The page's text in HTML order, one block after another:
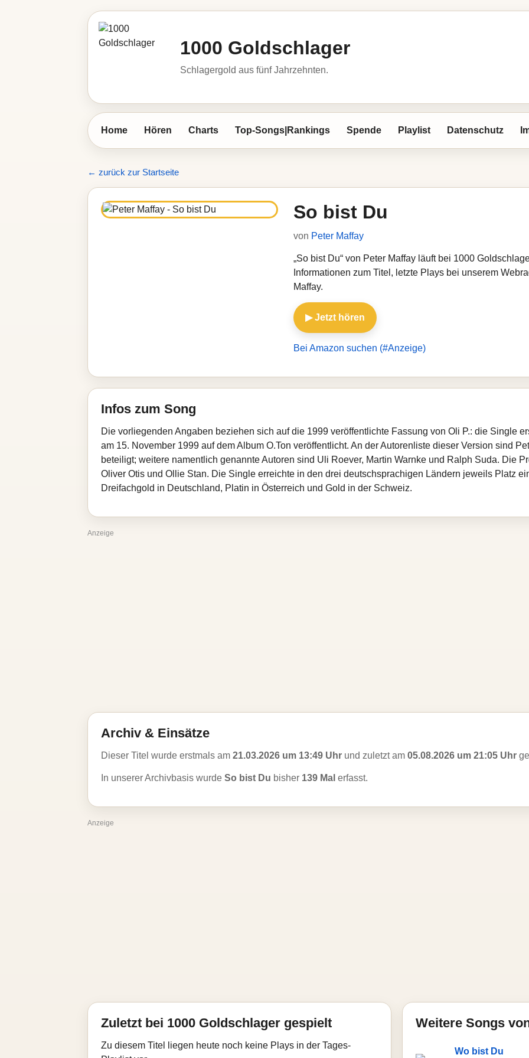
1000 Goldschlager
Schlagergold aus fünf Jahrzehnten.
Home Hören Charts Top-Songs|Rankings Spende Playlist Datenschutz
← zurück zur Startseite
So bist Du
von Peter Maffay
„So bist Du“ von Peter Maffay läuft bei 1000
Informationen zum Titel, letzte Plays bei unserem
Maffay.
▶ Jetzt hören
Bei Amazon suchen (#Anzeige)
Infos zum Song
Die vorliegenden Angaben beziehen sich auf die 1999 veröffentlichte Fassung von Oli P.: die Single
am 15. November 1999 auf dem Album O.Ton veröffentlicht. An der Autorenliste dieser Version sind
beteiligt; weitere namentlich genannte Autoren sind Uli Roever, Martin Warnke und Ralph Suda. Die
Oliver Otis und Ollie Stan. Die Single erreichte in den drei deutschsprachigen Ländern jeweils Platz
Dreifachgold in Deutschland, Platin in Österreich und Gold in der Schweiz.
Anzeige
Archiv & Einsätze
Dieser Titel wurde erstmals am 21.03.2026 um 13:49 Uhr und zuletzt am 05.08.2026 um 21:05 Uhr
In unserer Archivbasis wurde So bist Du bisher 139 Mal erfasst.
Anzeige
Zuletzt bei 1000 Goldschlager gespielt
Zu diesem Titel liegen heute noch keine Plays in der Tages-
Weitere Songs
Wo bist Du